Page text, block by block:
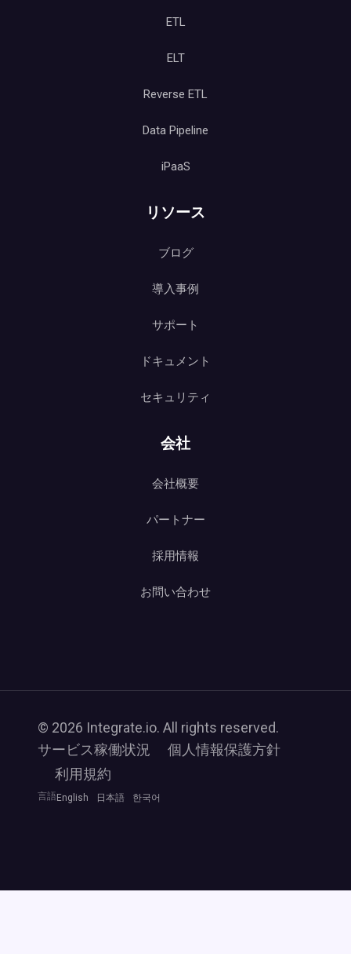
ETL
ELT
Reverse ETL
Data Pipeline
iPaaS
リソース
ブログ
導入事例
サポート
ドキュメント
セキュリティ
会社
会社概要
パートナー
採用情報
お問い合わせ
© 2026 Integrate.io. All rights reserved.
サービス稼働状況
個人情報保護方針
利用規約
言語 English 日本語 한국어